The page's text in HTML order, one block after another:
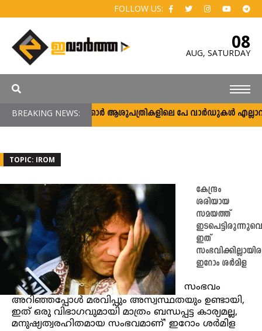
FOLLOW US:
08
AUG, SATURDAY
BREAKING NEWS:സർക്കാർ ആശുപത്രികളിലെ പേ വാർഡുകൾ
TOPIC: IROM
കേന്ദ്രം
ശരിയായ
സമയത്ത്
ഇത്
ഇറോം ശർമിള
സംഭവം
അറിഞ്ഞപ്പോള്‍ മരവിപ്പും അസ്വസ്ഥതയും ഉണ്ടായി,
ഇത് ഒരു വിഭാഗവുമായി മാത്രം ബന്ധപ്പട്ട കാര്യമല്ല,
മനുഷ്യത്വരഹിതമായ സംഭവമാണ്' ഇറോം ശര്‍മിള